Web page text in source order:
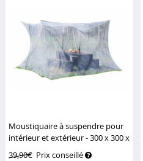
Moustiquaire à suspendre pour
intérieur et extérieur - 300 x 300 x
39,90€ Prix conseillé